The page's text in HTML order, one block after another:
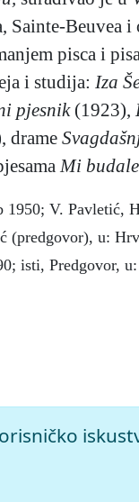
Beuvea i
pisca i
i studija: Iza
pjesnik(1923),
drame
Mi budale
V. Pavletić,
u:
isti, Predgovor,
Krleža,